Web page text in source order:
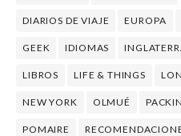
DIARIOS DE VIAJE EUROPA
GEEK IDIOMAS
LIBROS LIFE & THINGS
NEW YORK OLMUÉ
POMAIRE